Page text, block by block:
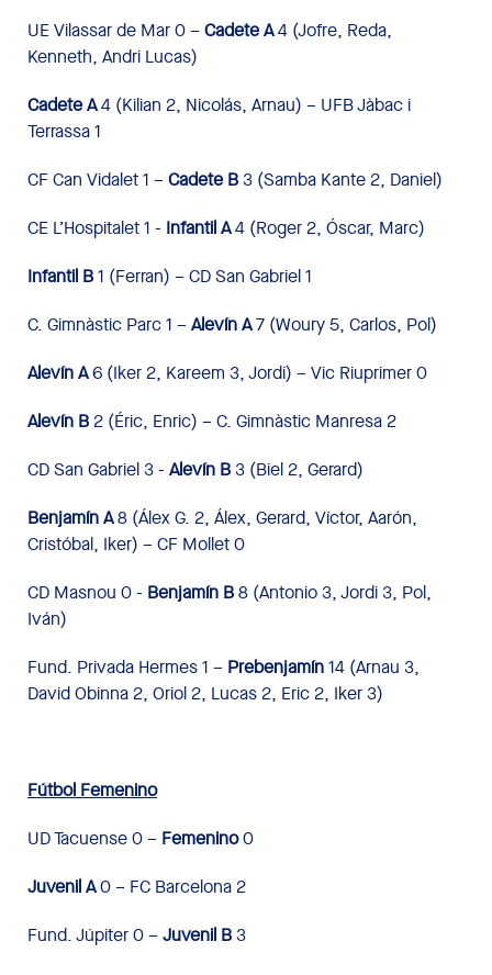
UE Vilassar de Mar 0 – Cadete A4 (Jofre, Reda,
Kenneth, Andri Lucas)
Cadete A4 (Kilian 2, Nicolás, Arnau) – UFB Jàbac i
Terrassa 1
CF Can Vidalet 1 – Cadete B3 (Samba Kante 2, Daniel)
CE L’Hospitalet 1 - Infantil A4 (Roger 2, Óscar, Marc)
Infantil B1 (Ferran) – CD San Gabriel 1
C. Gimnàstic Parc 1 – Alevín A7 (Woury 5, Carlos, Pol)
Alevín A6 (Iker 2, Kareem 3, Jordi) – Vic Riuprimer 0
Alevín B 2 (Éric, Enric) – C. Gimnàstic Manresa 2
CD San Gabriel 3 - Alevín B3 (Biel 2, Gerard)
Benjamín A8 (Álex G. 2, Álex, Gerard, Víctor, Aarón,
Cristóbal, Iker) – CF Mollet 0
CD Masnou 0 - Benjamín B8 (Antonio 3, Jordi 3, Pol,
Iván)
Fund. Privada Hermes 1 – Prebenjamín14 (Arnau 3,
David Obinna 2, Oriol 2, Lucas 2, Eric 2, Iker 3)
Fútbol Femenino
UD Tacuense 0 – Femenino0
Juvenil A0 – FC Barcelona 2
Fund. Júpiter 0 – Juvenil B3